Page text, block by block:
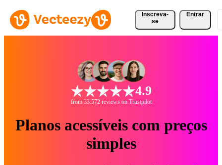
Inscreva-
se
Entrar
4.9
from 33.572 reviews on Trustpilot
Planos acessíveis com preços
simples